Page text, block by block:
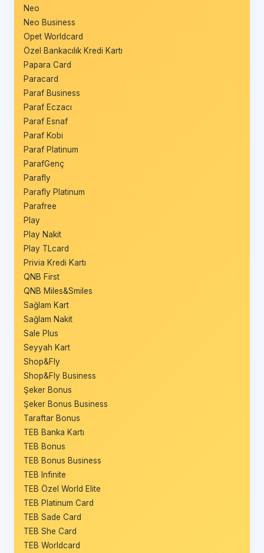
Neo
Neo Business
Opet Worldcard
Özel Bankacılık Kredi Kartı
Papara Card
Paracard
Paraf Business
Paraf Eczacı
Paraf Esnaf
Paraf Kobi
Paraf Platinum
ParafGenç
Parafly
Parafly Platinum
Parafree
Play
Play Nakit
Play TLcard
Privia Kredi Kartı
QNB First
QNB Miles&Smiles
Sağlam Kart
Sağlam Nakit
Sale Plus
Seyyah Kart
Shop&Fly
Shop&Fly Business
Şeker Bonus
Şeker Bonus Business
Taraftar Bonus
TEB Banka Kartı
TEB Bonus
TEB Bonus Business
TEB Infinite
TEB Özel World Elite
TEB Platinum Card
TEB Sade Card
TEB She Card
TEB Worldcard